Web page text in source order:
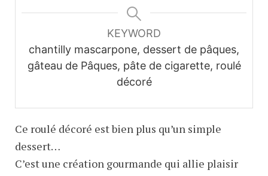
KEYWORD
chantilly mascarpone, dessert de pâques,
gâteau de Pâques, pâte de cigarette, roulé
décoré
Ce roulé décoré est bien plus qu’un simple
dessert…
C’est une création gourmande qui allie plaisir